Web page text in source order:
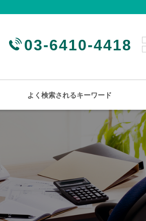
03-6410-4418
よく検索されるキーワード